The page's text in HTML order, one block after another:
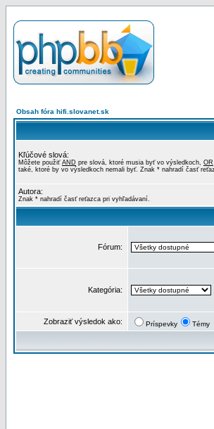
Obsah fóra hifi.slovanet.sk
Kľúčové slová:
Môžete použiť AND pre slová, ktoré musia byť vo výsledkoch, OR
také, ktoré by vo výsledkoch nemali byť. Znak * nahradí časť
Autora:
Znak * nahradí časť reťazca pri vyhľadávaní.
Fórum:
Kategória:
Zobraziť výsledok ako: Príspevky Témy